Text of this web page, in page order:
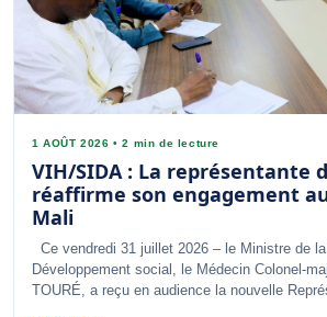
1 AOÛT 2026 •2 min de lecture
VIH/SIDA : La représentante
réaffirme son engagement
Mali
Ce vendredi 31 juillet 2026 – le Ministre de
Développement social, le Médecin Colonel-
TOURÉ, a reçu en audience la nouvelle